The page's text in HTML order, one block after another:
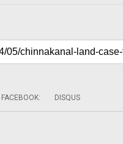
FACEBOOK: DISQUS